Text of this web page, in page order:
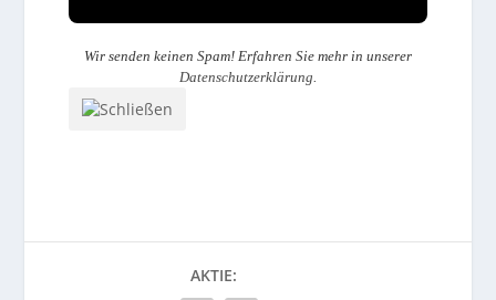
Wir senden keinen Spam! Erfahren Sie mehr in unserer
Datenschutzerklärung.
AKTIE: